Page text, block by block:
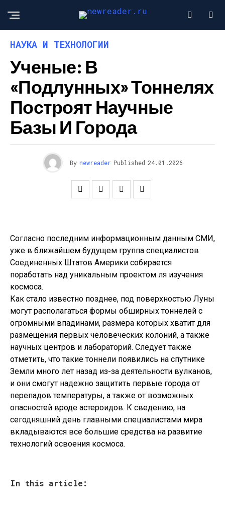
НАУКА И ТЕХНОЛОГИИ
Ученые: В
«подлунных» Тоннелях
Построят Научные
Базы И Города
By newreader Published 24.01.2026
Согласно последним информационным данным СМИ,
уже в ближайшем будущем группа специалистов
Соединенных Штатов Америки собирается
поработать над уникальным проектом ля изучения
космоса.
Как стало известно позднее, под поверхностью Луны
могут располагаться формы обширных тоннелей с
огромными впадинами, размера которых хватит для
размещения первых человеческих колоний, а также
научных центров и лабораторий. Следует также
отметить, что такие тоннели появились на спутнике
Земли много лет назад из-за деятельности вулканов,
и они смогут надежно защитить первые города от
перепадов температуры, а также от возможных
опасностей вроде астероидов. К сведению, на
сегодняшний день главными специалистами мира
вкладываются все большие средства на развитие
технологий освоения космоса.
In this article: